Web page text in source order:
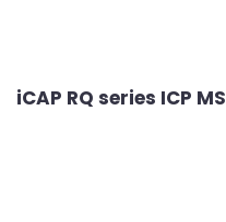
iCAP RQ series ICP MS